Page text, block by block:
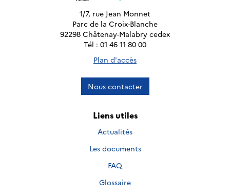
1/7, rue Jean Monnet
Parc de la Croix-Blanche
92298 Châtenay-Malabry cedex
Tél : 01 46 11 80 00
Plan d'accès
Nous contacter
Liens utiles
Actualités
Les documents
FAQ
Glossaire